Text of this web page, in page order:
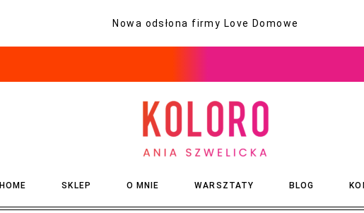
Nowa odsłona firmy Love Domowe
HOME SKLEP O MNIE WARSZTATY BLOG